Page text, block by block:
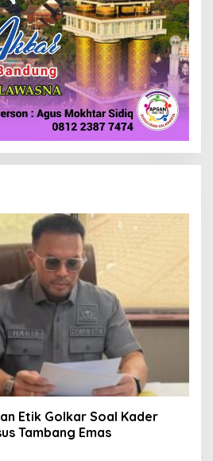
Etik Golkar Soal Kader
Tambang Emas